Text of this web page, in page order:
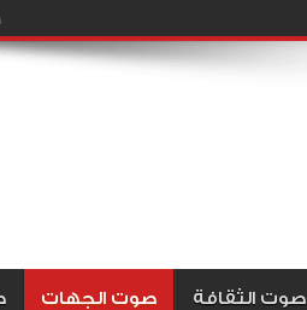
صوت الثقافة صوت الجهات